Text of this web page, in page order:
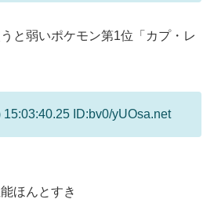
と弱いポケモン第1位「カプ・レ
ID:bv0/yUOsa.net
ほんとすき